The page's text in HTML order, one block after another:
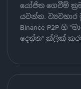
යෝජිත ගෙවීම්
යවන්න.
Binance P2P
දෙන්න" ක්ලික්